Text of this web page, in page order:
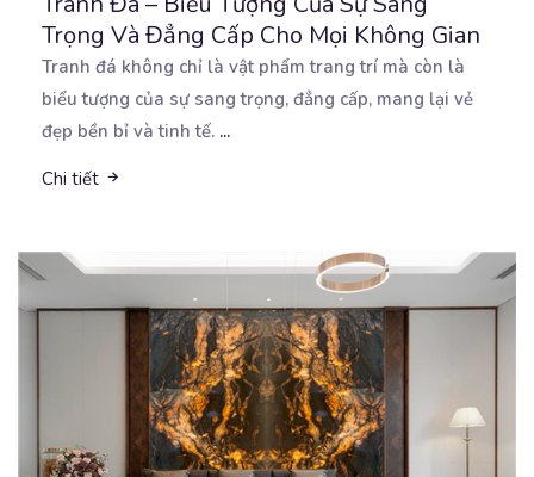
Trọng Và Đẳng Cấp Cho Mọi Không Gian
Tranh đá không chỉ là vật phẩm trang trí mà còn là
biểu tượng của sự sang trọng, đẳng cấp, mang lại vẻ
đẹp bền bỉ và tinh tế. ...
Chi tiết